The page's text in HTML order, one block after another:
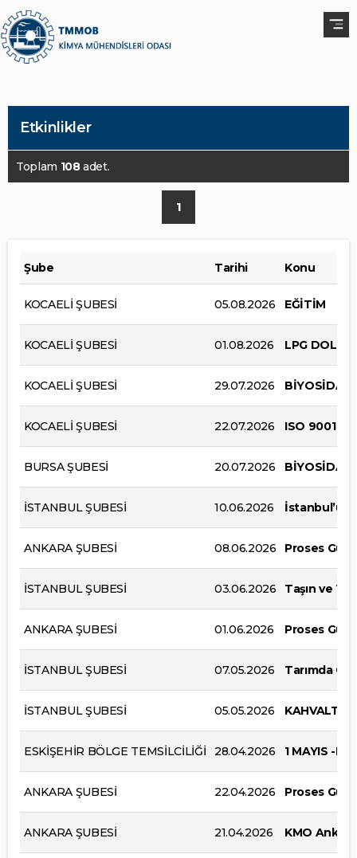
Etkinlikler
Toplam 108adet.
1
Şube Tarihi Konu
KOCAELİ ŞUBESİ 05.08.2026 EĞİTİM
KOCAELİ ŞUBESİ 01.08.2026 LPG
KOCAELİ ŞUBESİ 29.07.2026 BİYOSİDAL
KOCAELİ ŞUBESİ 22.07.2026 ISO 9001
BURSA ŞUBESİ 20.07.2026 BİYOSİDAL
İSTANBUL ŞUBESİ 10.06.2026 İstanbul’u
ANKARA ŞUBESİ 08.06.2026 Proses
İSTANBUL ŞUBESİ 03.06.2026 Taşın ve
ANKARA ŞUBESİ 01.06.2026 Proses
İSTANBUL ŞUBESİ 07.05.2026 Tarımda
İSTANBUL ŞUBESİ 05.05.2026 KAHVALTILI
ESKİŞEHİR BÖLGE TEMSİLCİLİĞİ 28.04.2026 1 MAYIS -
ANKARA ŞUBESİ 22.04.2026 Proses
ANKARA ŞUBESİ 21.04.2026 KMO